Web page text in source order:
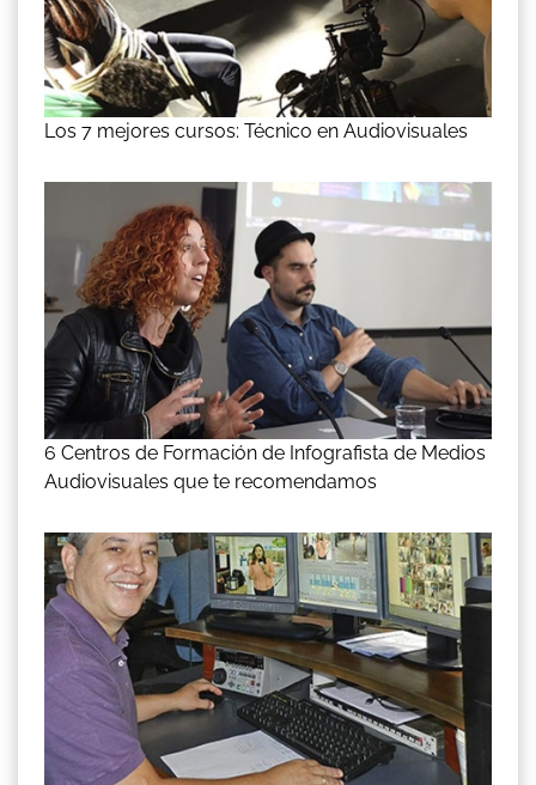
Los 7 mejores cursos: Técnico en Audiovisuales
6 Centros de Formación de Infografista de Medios
Audiovisuales que te recomendamos